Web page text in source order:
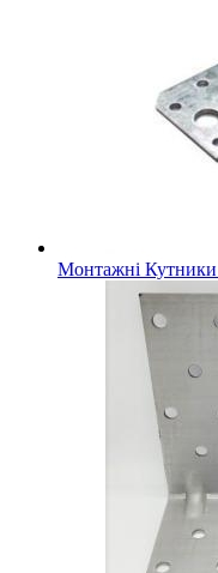
Монтажні Кутники